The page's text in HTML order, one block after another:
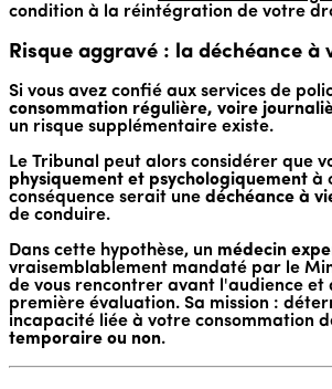
condition à la réintégration de votre
Risque aggravé : la déchéance à
Si vous avez confié aux services de
consommation régulière, voire
un risque supplémentaire existe.
Le Tribunal peut alors considérer que
physiquement et psychologiquement à
conséquence serait une déchéance à
de conduire.
Dans cette hypothèse, un médecin
vraisemblablement mandaté par le
de vous rencontrer avant l'audience et
première évaluation. Sa mission :
incapacité liée à votre consommation
temporaire ou non.